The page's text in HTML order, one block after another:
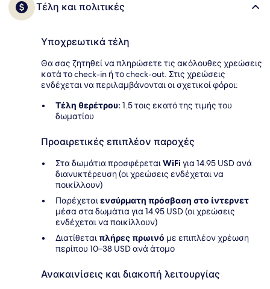
Τέλη και πολιτικές
Υποχρεωτικά τέλη
Θα σας ζητηθεί να πληρώσετε τις ακόλουθες χρεώσεις
κατά το check-in ή το check-out. Στις χρεώσεις
ενδέχεται να περιλαμβάνονται οι σχετικοί φόροι:
Τέλη θερέτρου: 1.5 τοις εκατό της τιμής του
δωματίου
Προαιρετικές επιπλέον παροχές
Στα δωμάτια προσφέρεταιWiFi για 14.95 USD ανά
διανυκτέρευση (οι χρεώσεις ενδέχεται να
ποικίλλουν)
Παρέχεταιενσύρματη πρόσβαση στο ίντερνετ
μέσα στα δωμάτια για 14.95 USD (οι χρεώσεις
ενδέχεται να ποικίλλουν)
Διατίθεταιπλήρες πρωινό με επιπλέον χρέωση
περίπου 10–38 USD ανά άτομο
Ανακαινίσεις και διακοπή λειτουργίας